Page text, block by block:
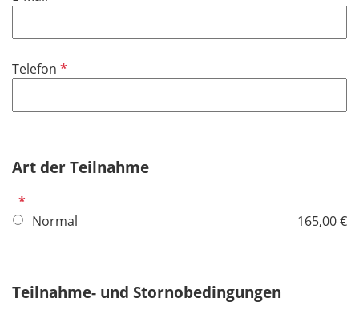
d
c
t
l
Telefon P
h
e
Art der Teilnahme
P
f
h
Normal 165,00 €
Teilnahme- und Stornobedingungen